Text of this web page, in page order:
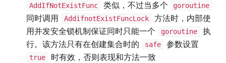
AddIfNotExistFunc 类似，不过当多个 goroutine
同时调用 AddifnotExistFuncLock
方法时，内部使
用并发安全锁机制保证同时只能一个
goroutine
执
行。该方法只有在创建集合时的
safe 参数设置
true 时有效，否则表现和方法一致